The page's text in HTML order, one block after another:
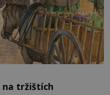
na tržištích